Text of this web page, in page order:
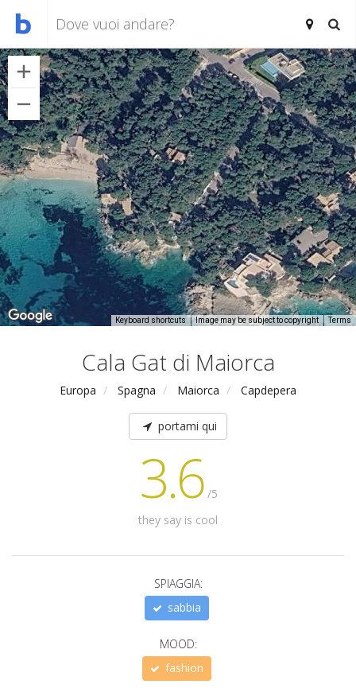
Keyboard shortcuts Image may be subject to copyright Terms
Cala Gat di Maiorca
Europa Spagna Maiorca Capdepera
portami qui
3.6 /5
they say is cool
SPIAGGIA:
sabbia
MOOD:
fashion